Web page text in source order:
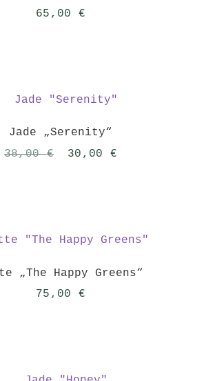
65,00 €
Jade „Serenity“
38,00€
Ursprünglicher
30,00 €
„The Happy Greens“
75,00 €